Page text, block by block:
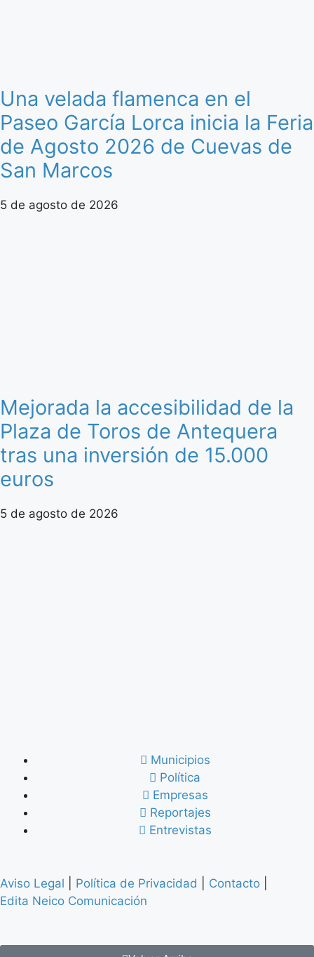
Una velada flamenca en el
Paseo García Lorca inicia la Feria
de Agosto 2026 de Cuevas de
San Marcos
5 de agosto de 2026
Mejorada la accesibilidad de la
Plaza de Toros de Antequera
tras una inversión de 15.000
euros
5 de agosto de 2026
Municipios
Política
Empresas
Reportajes
Entrevistas
Aviso Legal Política de Privacidad Contacto
Edita Neico Comunicación